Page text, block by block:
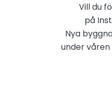
Vill du
på
Nya
under